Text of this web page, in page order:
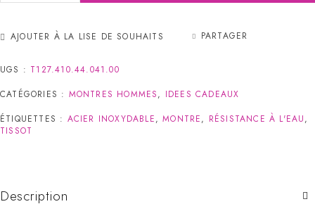
AJOUTER À LA LISE DE SOUHAITS PARTAGER
UGS : T127.410.44.041.00
CATÉGORIES : MONTRES HOMMES, IDEES CADEAUX
ÉTIQUETTES : ACIER INOXYDABLE,MONTRE, RÉSISTANCE À L'EAU,
TISSOT
Description